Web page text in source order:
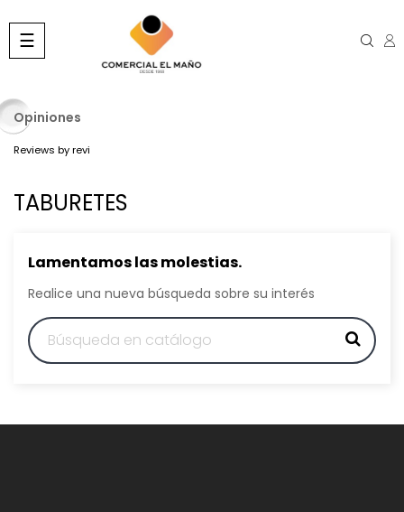
Navegación
de
☰
Opiniones
Reviews byrevi
TABURETES
Lamentamos las molestias.
Realice una nueva búsqueda sobre su interés